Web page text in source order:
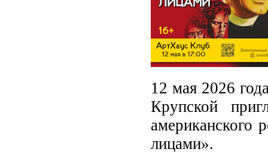
12 мая 2026
Крупской
американского
лицами».